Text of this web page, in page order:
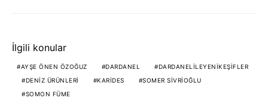
İlgili konular
AYŞE ÖNEN ÖZOĞUZ DARDANEL
DARDANELILEYENIKEŞIFLER
DENIZ ÜRÜNLERI
KARIDES
SOMER SIVRIOĞLU
SOMON FÜME